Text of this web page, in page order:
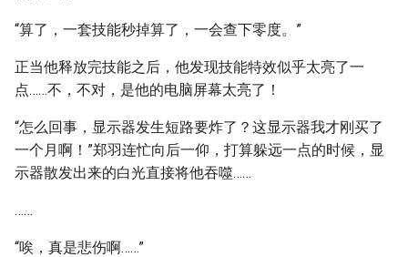
“算了，一套技能秒掉算了，一会查下零度。”
正当他释放完技能之后，他发现技能特效似乎太亮了一
点……不，不对，是他的电脑屏幕太亮了！
“怎么回事，显示器发生短路要炸了？这显示器我才刚买了
一个月啊！”郑羽连忙向后一仰，打算躲远一点的时候，显
示器散发出来的白光直接将他吞噬……
……
“唉，真是悲伤啊……”